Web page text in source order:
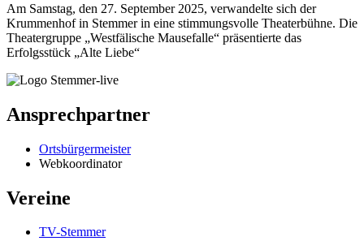
Am Samstag, den 27. September 2025, verwandelte sich der
Krummenhof in Stemmer in eine stimmungsvolle Theaterbühne. Die
Theatergruppe „Westfälische Mausefalle“ präsentierte das
Erfolgsstück „Alte Liebe“
Ansprechpartner
Ortsbürgermeister
Webkoordinator
Vereine
TV-Stemmer